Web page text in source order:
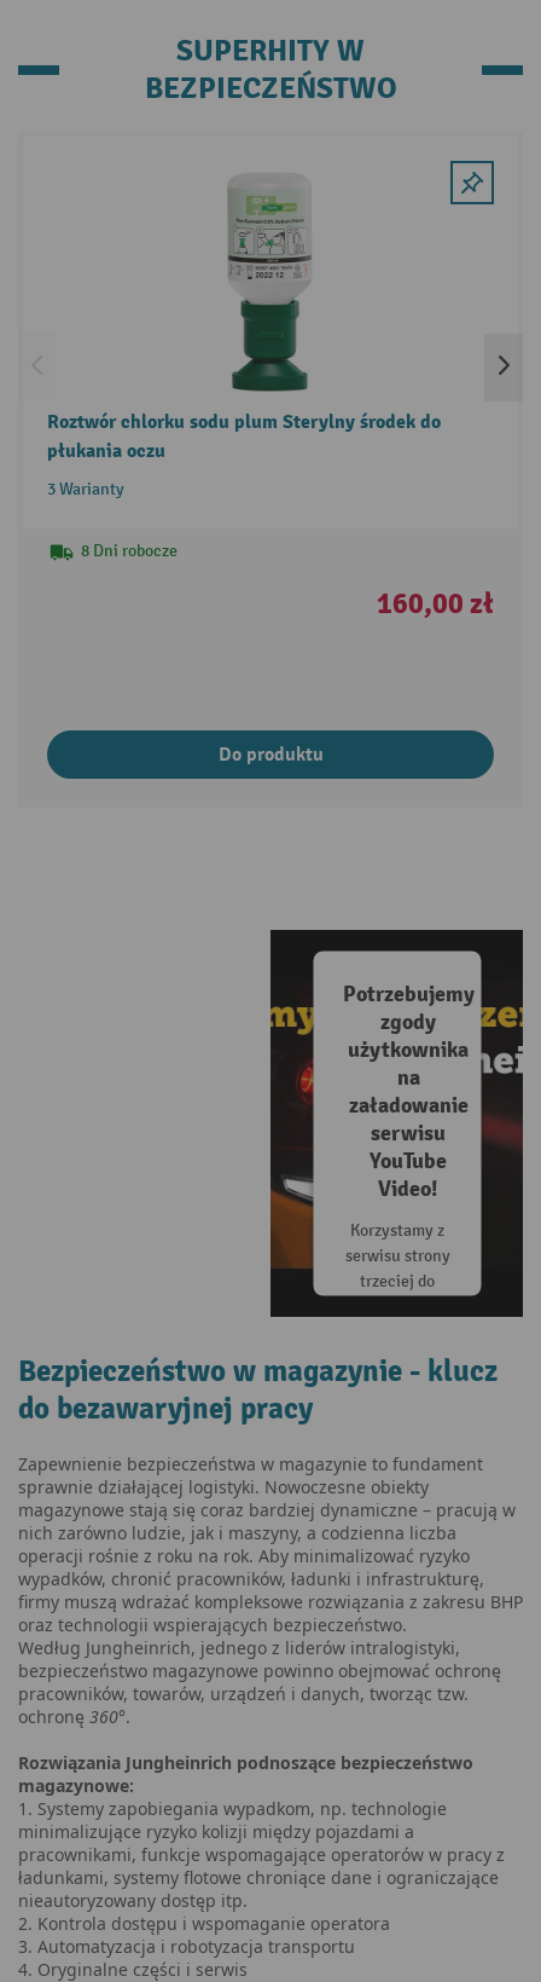
SUPERHITY W
BEZPIECZEŃSTWO
Roztwór chlorku sodu plum Sterylny środek do
płukania oczu
3 Warianty
8 Dni robocze
160,00 zł
Do produktu
Potrzebujemy
zgody
użytkownika
na
załadowanie
serwisu
YouTube
Video!
Korzystamy z
serwisu strony
trzeciej do
który może
gromadzić
użytkownika.
Aby móc
obejrzeć ten
film, należy
zapoznać się ze
szczegółami i
zaakceptować
ten serwis.
Więcej
Zaakceptuj
Bezpieczeństwo w magazynie - klucz
do bezawaryjnej pracy
Zapewnienie bezpieczeństwa w magazynie to fundament
sprawnie działającej logistyki. Nowoczesne obiekty
magazynowe stają się coraz bardziej dynamiczne – pracują w
nich zarówno ludzie, jak i maszyny, a codzienna liczba
operacji rośnie z roku na rok. Aby minimalizować ryzyko
wypadków, chronić pracowników, ładunki i infrastrukturę,
firmy muszą wdrażać kompleksowe rozwiązania z zakresu BHP
oraz technologii wspierających bezpieczeństwo.
Według Jungheinrich, jednego z liderów intralogistyki,
bezpieczeństwo magazynowe powinno obejmować ochronę
pracowników, towarów, urządzeń i danych, tworząc tzw.
ochronę 360°.
Rozwiązania Jungheinrich podnoszące bezpieczeństwo
magazynowe:
1. Systemy zapobiegania wypadkom, np. technologie
minimalizujące ryzyko kolizji między pojazdami a
pracownikami, funkcje wspomagające operatorów w pracy z
ładunkami, systemy flotowe chroniące dane i ograniczające
nieautoryzowany dostęp itp.
2. Kontrola dostępu i wspomaganie operatora
3. Automatyzacja i robotyzacja transportu
4. Oryginalne części i serwis